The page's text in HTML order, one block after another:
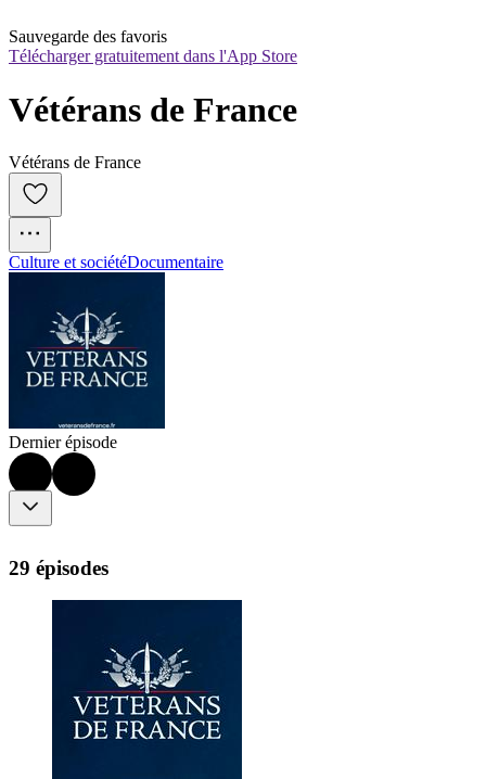
Sauvegarde des favoris
Télécharger gratuitement dans l'App Store
Vétérans de France
Vétérans de France
Culture et sociétéDocumentaire
Dernier épisode
29 épisodes